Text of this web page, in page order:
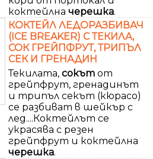
коктейлна черешка.
КОКТЕЙЛ ЛЕДОРАЗБИВАЧ
(ICE BREAKER) С ТЕКИЛА,
СОК ГРЕЙПФРУТ, ТРИПЪЛ
СЕК И ГРЕНАДИН
Текилата, сокът от
грейпфрут, гренадинът
и трипъл секът (кюрасо)
се разбиват в шейкър с
лед....Коктейлът се
украсява с резен
грейпфрут и коктейлна
черешка.